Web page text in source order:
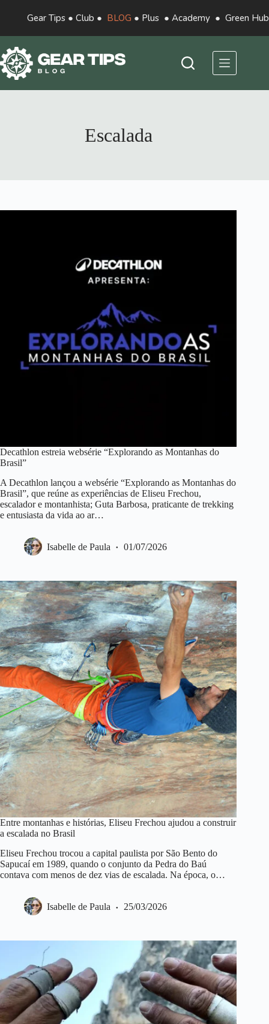
Gear Tips ● Club ● BLOG ● Plus ● Academy ● Green Hub
Escalada
Decathlon estreia websérie “Explorando as Montanhas do
Brasil”
A Decathlon lançou a websérie “Explorando as Montanhas do
Brasil”, que reúne as experiências de Eliseu Frechou,
escalador e montanhista; Guta Barbosa, praticante de trekking
e entusiasta da vida ao ar…
Isabelle de Paula 01/07/2026
Entre montanhas e histórias, Eliseu Frechou ajudou a construir
a escalada no Brasil
Eliseu Frechou trocou a capital paulista por São Bento do
Sapucaí em 1989, quando o conjunto da Pedra do Baú
contava com menos de dez vias de escalada. Na época, o…
Isabelle de Paula 25/03/2026